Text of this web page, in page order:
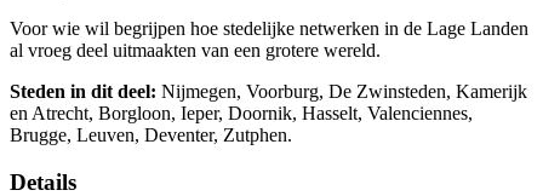
Voor wie wil begrijpen hoe stedelijke netwerken in de Lage Landen
al vroeg deel uitmaakten van een grotere wereld.
Steden in dit deel: Nijmegen, Voorburg, De Zwinsteden, Kamerijk
en Atrecht, Borgloon, Ieper, Doornik, Hasselt, Valenciennes,
Brugge, Leuven, Deventer, Zutphen.
Details